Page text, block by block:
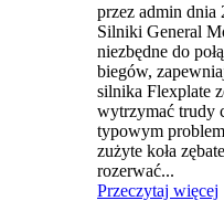
przez admin dnia
Silniki General
niezbędne do
biegów,
silnika Flexplate
wytrzymać trudy
typowym
zużyte koła
rozerwać...
Przeczytaj więcej